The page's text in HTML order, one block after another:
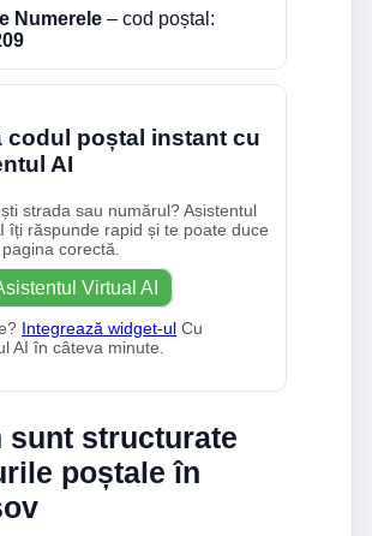
Numerele – cod poștal:
codul poștal instant cu
AI
strada sau numărul? Asistentul
îți răspunde rapid și te poate duce
corectă.
Virtual AI
Integrează widget-ul Cu
AI în câteva minute.
sunt structurate
poștale în